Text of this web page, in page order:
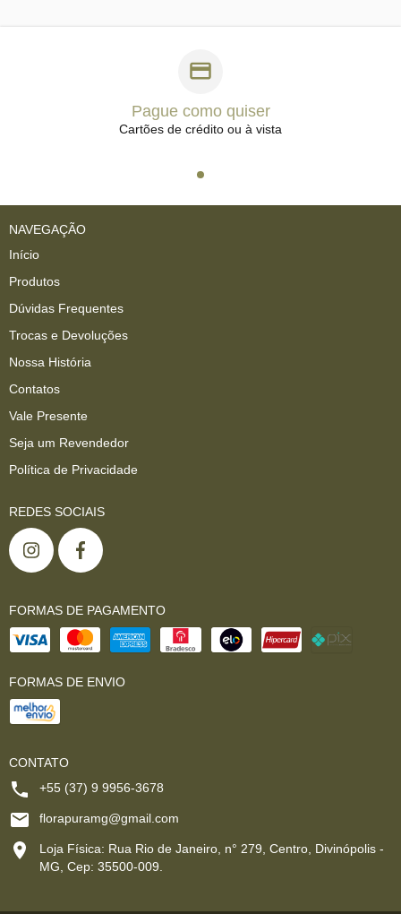
Pague como quiser
Cartões de crédito ou à vista
NAVEGAÇÃO
Início
Produtos
Dúvidas Frequentes
Trocas e Devoluções
Nossa História
Contatos
Vale Presente
Seja um Revendedor
Política de Privacidade
REDES SOCIAIS
FORMAS DE PAGAMENTO
FORMAS DE ENVIO
CONTATO
+55 (37) 9 9956-3678
florapuramg@gmail.com
Loja Física: Rua Rio de Janeiro, n° 279, Centro, Divinópolis -
MG, Cep: 35500-009.